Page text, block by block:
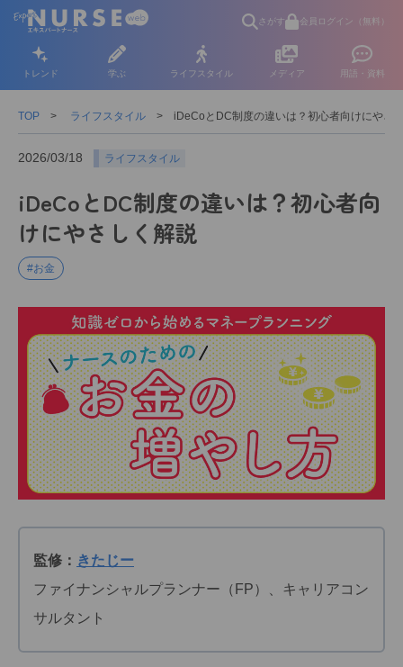
さがす 会員ログイン（無料）
トレンド 学ぶ ライフスタイル メディア 用語・資料
TOP ライフスタイル iDeCoとDC制度の違いは？初心者向けにやさ
2026/03/18 ライフスタイル
iDeCoとDC制度の違いは？初心者向
けにやさしく解説
#お金
監修： きたじー
ファイナンシャルプランナー（FP）、キャリアコン
サルタント